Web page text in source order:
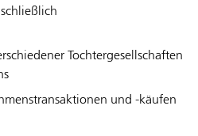
Tochtergesellschaften
und -käufen